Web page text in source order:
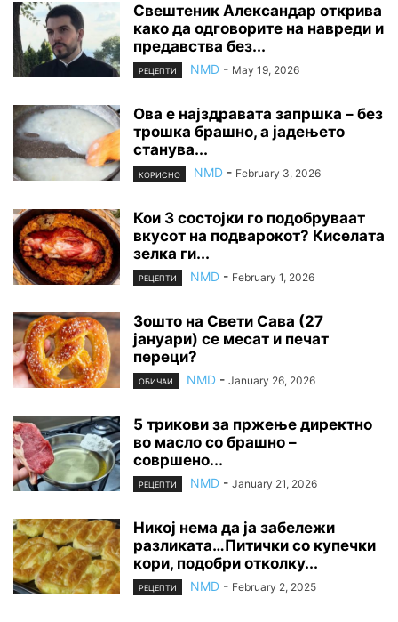
Свештеник Александар открива
како да одговорите на навреди и
предавства без...
РЕЦЕПТИ NMD - May 19, 2026
Ова е најздравата запршка – без
трошка брашно, а јадењето
станува...
КОРИСНО NMD - February 3, 2026
Кои 3 состојки го подобруваат
вкусот на подварокот? Киселата
зелка ги...
РЕЦЕПТИ NMD - February 1, 2026
Зошто на Свети Сава (27
јануари) се месат и печат
переци?
ОБИЧАИ NMD - January 26, 2026
5 трикови за пржење директно
во масло со брашно –
совршено...
РЕЦЕПТИ NMD - January 21, 2026
Никој нема да ја забележи
разликата…Питички со купечки
кори, подобри отколку...
РЕЦЕПТИ NMD - February 2, 2025